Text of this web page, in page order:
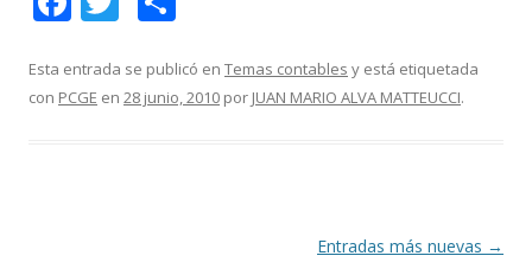
e
b
itt
er
m
p
Esta entrada se publicó en Temas contables y está etiquetada
con PCGE en 28 junio, 2010 por JUAN MARIO ALVA MATTEUCCI.
Entradas más nuevas →